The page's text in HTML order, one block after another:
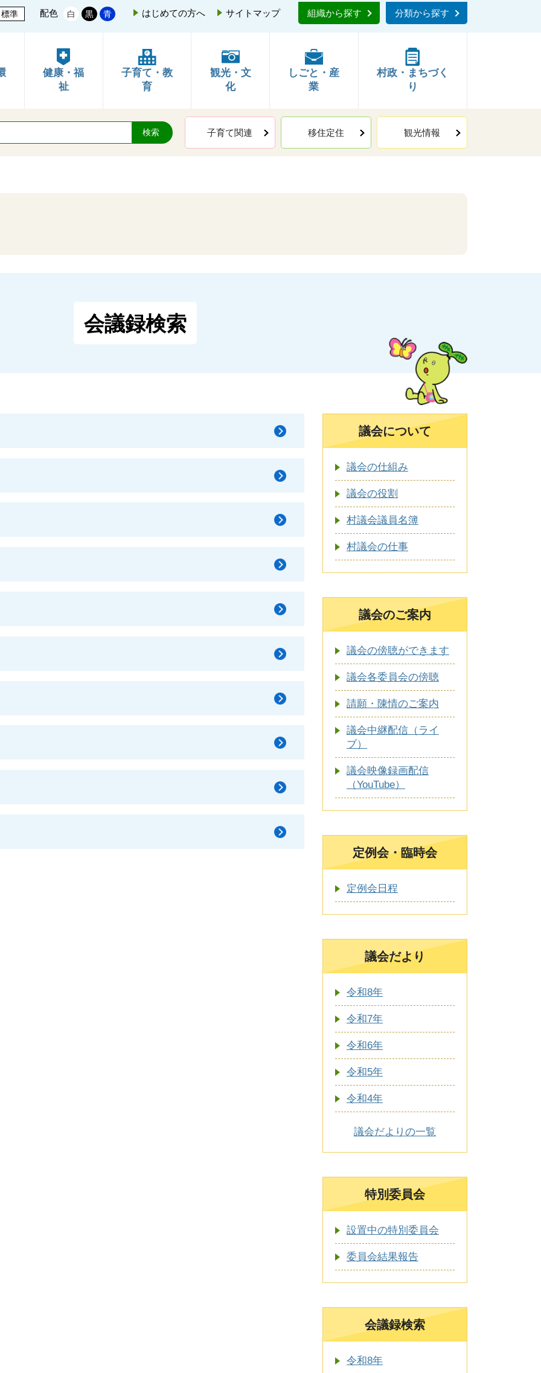
標準 配色 白 黒 青 はじめての方へ サイトマップ 組織から探す 分類から探す
健康・福
祉
子育て・教
育
観光・文
化
しごと・産
業
村政・まちづく
り
子育て関連 移住定住 観光情報
会議録検索
議会について
議会の仕組み
議会の役割
村議会議員名簿
村議会の仕事
議会のご案内
議会の傍聴ができます
議会各委員会の傍聴
請願・陳情のご案内
議会中継配信（ライ
ブ）
議会映像録画配信
（YouTube）
定例会・臨時会
定例会日程
議会だより
令和8年
令和7年
令和6年
令和5年
令和4年
議会だよりの一覧
特別委員会
設置中の特別委員会
委員会結果報告
会議録検索
令和8年